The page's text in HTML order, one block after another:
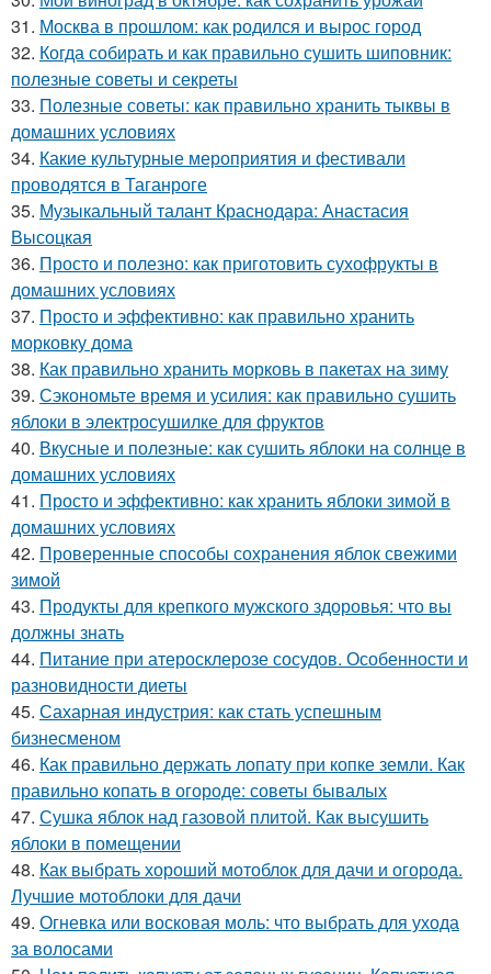
31. Москва в прошлом: как родился и вырос город
32. Когда собирать и как правильно сушить шиповник:
полезные советы и секреты
33. Полезные советы: как правильно хранить тыквы в
домашних условиях
34. Какие культурные мероприятия и фестивали
проводятся в Таганроге
35. Музыкальный талант Краснодара: Анастасия
Высоцкая
36. Просто и полезно: как приготовить сухофрукты в
домашних условиях
37. Просто и эффективно: как правильно хранить
морковку дома
38. Как правильно хранить морковь в пакетах на зиму
39. Сэкономьте время и усилия: как правильно сушить
яблоки в электросушилке для фруктов
40. Вкусные и полезные: как сушить яблоки на солнце в
домашних условиях
41. Просто и эффективно: как хранить яблоки зимой в
домашних условиях
42. Проверенные способы сохранения яблок свежими
зимой
43. Продукты для крепкого мужского здоровья: что вы
должны знать
44. Питание при атеросклерозе сосудов. Особенности и
разновидности диеты
45. Сахарная индустрия: как стать успешным
бизнесменом
46. Как правильно держать лопату при копке земли. Как
правильно копать в огороде: советы бывалых
47. Сушка яблок над газовой плитой. Как высушить
яблоки в помещении
48. Как выбрать хороший мотоблок для дачи и огорода.
Лучшие мотоблоки для дачи
49. Огневка или восковая моль: что выбрать для ухода
за волосами